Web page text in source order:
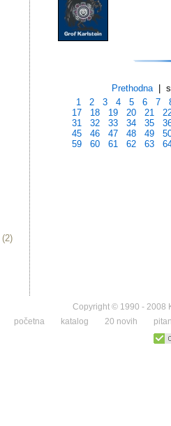
(2)
Prethodna|
1
2 3 4 5 6 7
17
18 19 20 21
31
32 33 34 35
45
46 47 48 49
59
60 61 62 63
Copyright © 1990 - 2008
početna
katalog 20 novih